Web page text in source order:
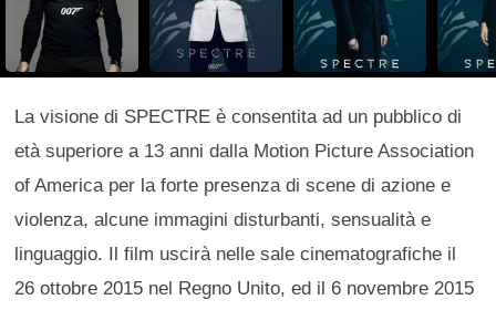
La visione di SPECTRE è consentita ad un pubblico di
età superiore a 13 anni dalla Motion Picture Association
of America per la forte presenza di scene di azione e
violenza, alcune immagini disturbanti, sensualità e
linguaggio. Il film uscirà nelle sale cinematografiche il
26 ottobre 2015 nel Regno Unito, ed il 6 novembre 2015